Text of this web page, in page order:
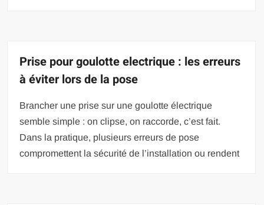
Prise pour goulotte electrique : les erreurs
à éviter lors de la pose
Brancher une prise sur une goulotte électrique
semble simple : on clipse, on raccorde, c’est fait.
Dans la pratique, plusieurs erreurs de pose
compromettent la sécurité de l’installation ou rendent